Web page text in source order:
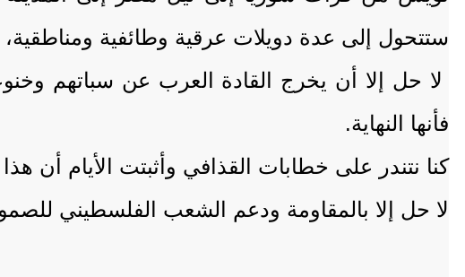
ستتحول إلى عدة دويلات عرقية وطائفية
لا حل إلا أن يخرج القادة العرب عن سباتهم
فأنها النهاية.
كنا نتندر على خطابات القذافي وأثبتت الأيام أن
لا حل إلا بالمقاومة ودعم الشعب الفلسطيني